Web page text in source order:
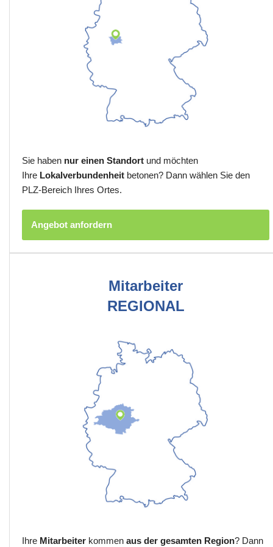
Sie haben nur einen Standort und möchten
Ihre Lokalverbundenheit betonen? Dann wählen Sie den
PLZ-Bereich Ihres Ortes.
Angebot anfordern
Mitarbeiter
REGIONAL
Ihre Mitarbeiter kommen aus der gesamten Region? Dann